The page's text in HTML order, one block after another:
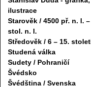
ilustrace
Starověk / 4500 př. n. l. –
stol. n. l.
Středověk / 6 – 15.
Studená válka
Sudety / Pohraničí
Švédsko
Švédština / Svenska